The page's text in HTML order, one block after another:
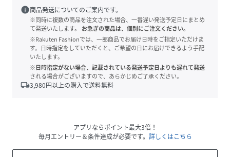
info商品発送についてのご案内です。
※同時に複数の商品を注文された場合、一番遅い発送予定日にまとめ
て発送いたします。
お急ぎの商品は、個別にご注文ください。
※Rakuten Fashionでは、一部商品でお届け日時をご指定いただけま
す。日時指定をしていただくと、ご希望の日にお届けできるよう手配
いたします。
※日時指定がない場合、記載されている発送予定日よりも遅れて発送
される場合がございますので、あらかじめご了承ください。
local_shipping3,980円以上の購入で送料無料
アプリならポイント最大3倍！
毎月エントリー＆条件達成が必要です。 詳しくはこちら